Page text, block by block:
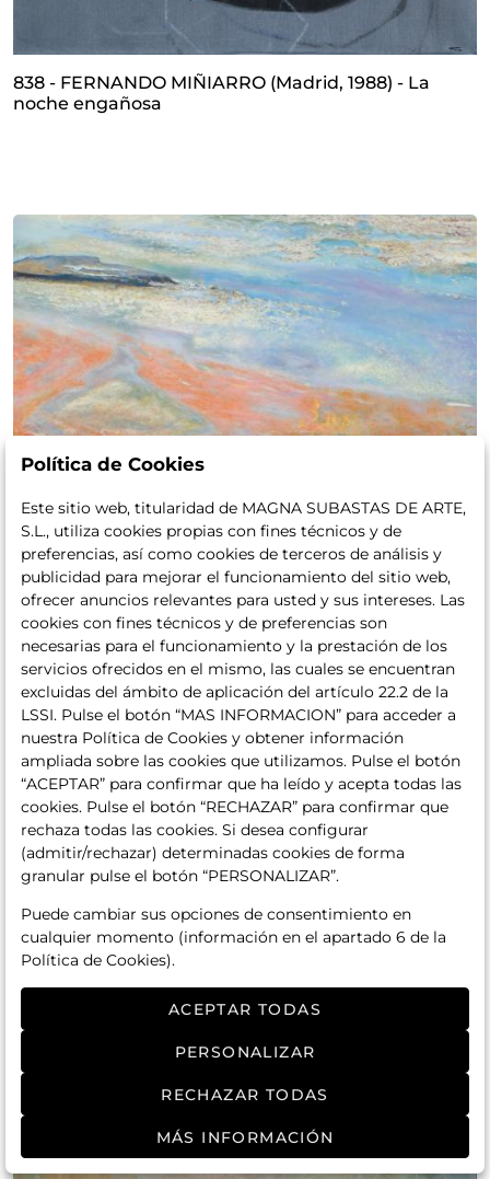
838 - FERNANDO MIÑIARRO (Madrid, 1988) - La
noche engañosa
839 - CARMEN MARCOS (Madrid, 1953) - Tierra de
Política de Cookies
Este sitio web, titularidad de MAGNA SUBASTAS DE ARTE,
S.L., utiliza cookies propias con fines técnicos y de
preferencias, así como cookies de terceros de análisis y
publicidad para mejorar el funcionamiento del sitio web,
ofrecer anuncios relevantes para usted y sus intereses. Las
cookies con fines técnicos y de preferencias son
necesarias para el funcionamiento y la prestación de los
servicios ofrecidos en el mismo, las cuales se encuentran
excluidas del ámbito de aplicación del artículo 22.2 de la
LSSI. Pulse el botón “MAS INFORMACION” para acceder a
nuestra Política de Cookies y obtener información
ampliada sobre las cookies que utilizamos. Pulse el botón
“ACEPTAR” para confirmar que ha leído y acepta todas las
cookies. Pulse el botón “RECHAZAR” para confirmar que
rechaza todas las cookies. Si desea configurar
(admitir/rechazar) determinadas cookies de forma
granular pulse el botón “PERSONALIZAR”.
Puede cambiar sus opciones de consentimiento en
cualquier momento (información en el apartado 6 de la
Política de Cookies).
ACEPTAR TODAS
PERSONALIZAR
RECHAZAR TODAS
MÁS INFORMACIÓN